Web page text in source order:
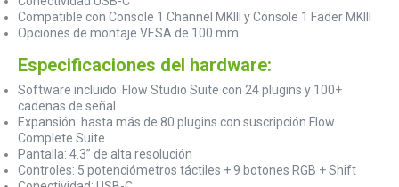
Compatible con Console 1 Channel MKIII y Console 1 Fader MKIII
Opciones de montaje VESA de 100 mm
Especificaciones del hardware:
Software incluido: Flow Studio Suite con 24 plugins y 100+
cadenas de señal
Expansión: hasta más de 80 plugins con suscripción Flow
Complete Suite
Pantalla: 4.3” de alta resolución
Controles: 5 potenciómetros táctiles + 9 botones RGB + Shift